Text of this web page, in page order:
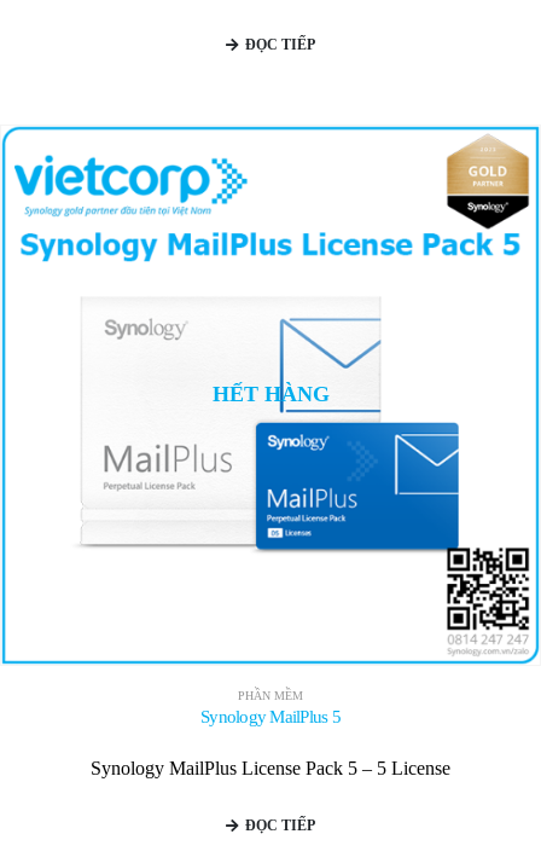
ĐỌC TIẾP
HẾT HÀNG
PHẦN MỀM
Synology MailPlus 5
Synology MailPlus License Pack 5 – 5 License
ĐỌC TIẾP